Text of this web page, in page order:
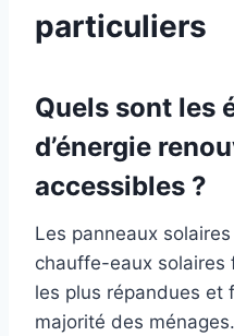
particuliers
Quels sont les
d’énergie
accessibles ?
Les panneaux
chauffe-eaux
les plus répandues et
majorité des ménages.